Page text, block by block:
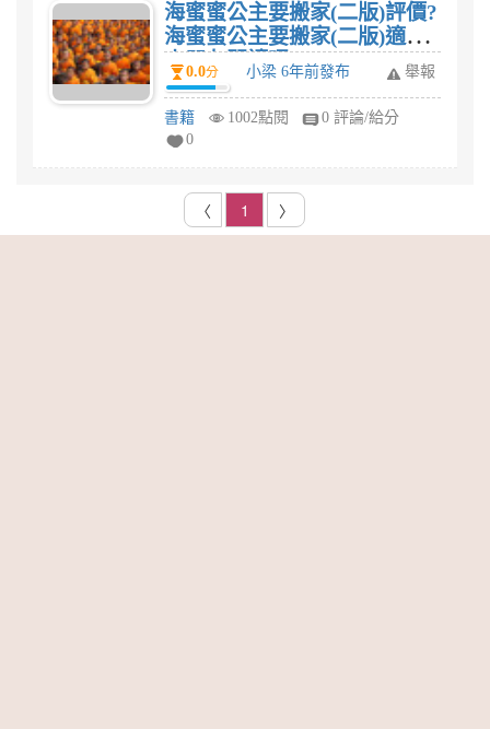
海蜜蜜公主要搬家(二版)評價?
海蜜蜜公主要搬家(二版)適合
小朋友閱讀嗎?
0.0分 小梁 6年前發布 舉報
書籍 1002點閱
0 評論/給分
0
〈 1 〉